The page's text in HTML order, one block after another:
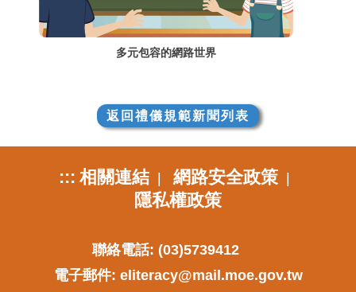
多元包容的網路世界
返回禮儀規範新聞列表
::: 相關連結| 網路安全政策|
隱私權政策
聯絡電話: (03)5739412
電子郵件: eliteracy@mail.moe.gov.tw